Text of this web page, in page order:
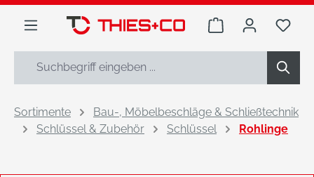
springen
Warenkorb Du
Sortimente
Bau-, Möbelbeschläge & Schließtechnik
Schlüssel & Zubehör
Schlüssel Rohlinge